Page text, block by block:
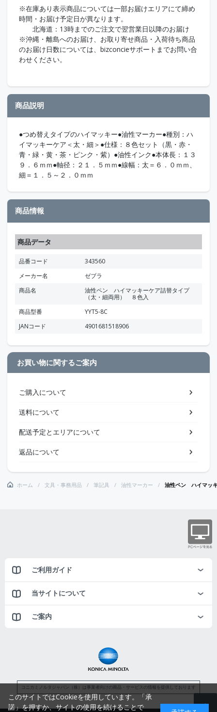
※在庫あり表示商品については一部お届けエリアにて締め
時間・お届け予定日が異なります。
北海道：13時までのご注文で翌営業日以降のお届け
※沖縄・離島へのお届け、お取り寄せ商品・入荷待ち商品
のお届け日数については、bizconcieサポートまでお問い合
わせください。
商品説明
●つめ替えタイプのハイマッキー●油性マーカー●種別：ハ
イマッキーケア＜太・細＞●仕様：８色セット（黒・赤・
青・緑・黄・茶・ピンク・紫）●油性インク●本体長：１３
９．６ｍｍ●軸径：２１．５ｍｍ●線幅：太＝６．０ｍｍ、
細＝１．５～２．０ｍｍ
商品情報
商品データ
品番コード
343560
メーカー名
ゼブラ
商品名
油性ペン ハイマッキーケア詰替タイプ
（太・細両用） ８色入
商品型番
YYT5-8C
JANコード
4901681518906
お買い物に関するご案内
ご購入について
送料について
配送予定とエリアについて
返品について
ホーム 文具・事務用品 筆記具 油性マーカー 油性ペン ハイマッ
ご利用ガイド
当サイトについて
ご案内
コニカミノルタジャパン（株）は事業者向けの商品・サービスの情報を提供しております
このサイトではCookieを使用しています。「承
諾」を押すか、サイトの使用を続けることで